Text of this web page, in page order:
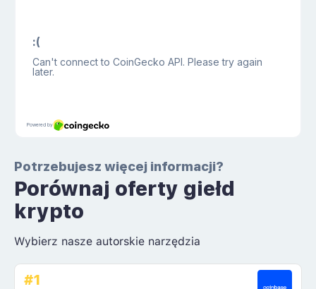
Potrzebujesz więcej informacji?
Porównaj oferty giełd
krypto
Wybierz nasze autorskie narzędzia
#1